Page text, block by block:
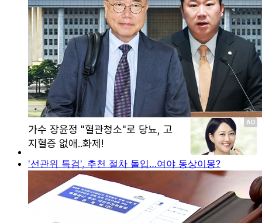
'선관위 특검', 추천 절차 돌입…여야 동상이몽?